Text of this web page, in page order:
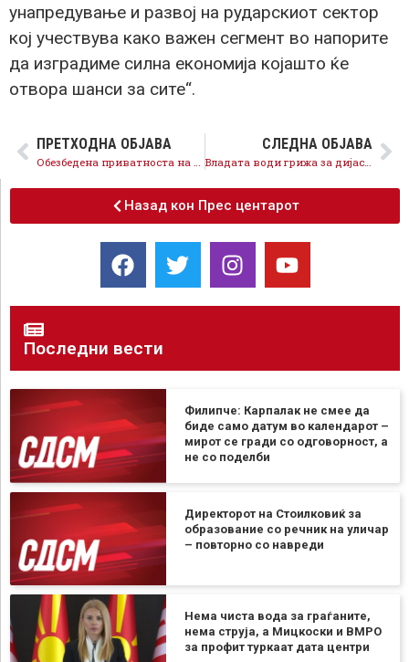
унапредување и развој на рударскиот сектор
кој учествува како важен сегмент во напорите
да изградиме силна економија којашто ќе
отвора шанси за сите“.
ПРЕТХОДНА ОБЈАВА
Обезбедена приватноста на граѓаните со новиот Закон за заштита на лични податоци
СЛЕДНА ОБЈАВА
Владата води грижа за дијаспората, набавени 15 базни станици за лични документи
Назад кон Прес центарот
Последни вести
Филипче: Карпалак не смее да
биде само датум во календарот –
мирот се гради со одговорност, а
не со поделби
Директорот на Стоилковиќ за
образование со речник на уличар
– повторно со навреди
Нема чиста вода за граѓаните,
нема струја, а Мицкоски и ВМРО
за профит туркаат дата центри